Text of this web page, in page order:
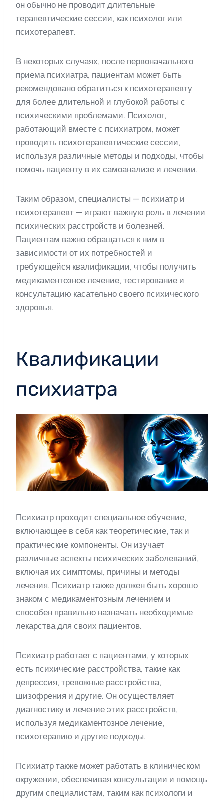
он обычно не проводит длительные
терапевтические сессии, как психолог или
психотерапевт.
В некоторых случаях, после первоначального
приема психиатра, пациентам может быть
рекомендовано обратиться к психотерапевту
для более длительной и глубокой работы с
психическими проблемами. Психолог,
работающий вместе с психиатром, может
проводить психотерапевтические сессии,
используя различные методы и подходы, чтобы
помочь пациенту в их самоанализе и лечении.
Таким образом, специалисты — психиатр и
психотерапевт — играют важную роль в лечении
психических расстройств и болезней.
Пациентам важно обращаться к ним в
зависимости от их потребностей и
требующейся квалификации, чтобы получить
медикаментозное лечение, тестирование и
консультацию касательно своего психического
здоровья.
Квалификации
психиатра
Психиатр проходит специальное обучение,
включающее в себя как теоретические, так и
практические компоненты. Он изучает
различные аспекты психических заболеваний,
включая их симптомы, причины и методы
лечения. Психиатр также должен быть хорошо
знаком с медикаментозным лечением и
способен правильно назначать необходимые
лекарства для своих пациентов.
Психиатр работает с пациентами, у которых
есть психические расстройства, такие как
депрессия, тревожные расстройства,
шизофрения и другие. Он осуществляет
диагностику и лечение этих расстройств,
используя медикаментозное лечение,
психотерапию и другие подходы.
Психиатр также может работать в клиническом
окружении, обеспечивая консультации и помощь
другим специалистам, таким как психологи и